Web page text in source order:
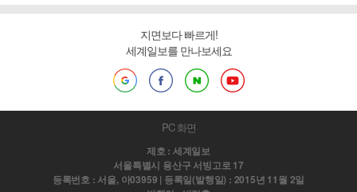
지면보다 빠르게!
세계일보를 만나보세요
PC 화면
제호 : 세계일보
서울특별시 용산구 서빙고로 17
등록번호 : 서울, 아03959 | 등록일(발행일) : 2015년 11월 2일